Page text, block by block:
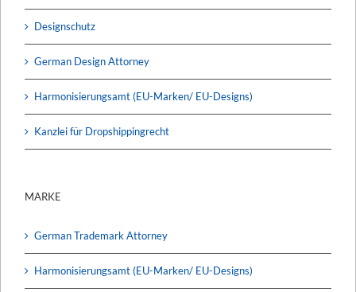
Designschutz
German Design Attorney
Harmonisierungsamt (EU-Marken/ EU-Designs)
Kanzlei für Dropshippingrecht
MARKE
German Trademark Attorney
Harmonisierungsamt (EU-Marken/ EU-Designs)